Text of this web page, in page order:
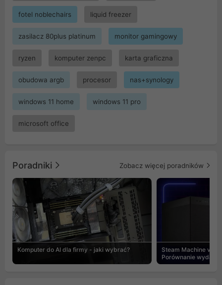
fotel noblechairs liquid freezer
zasilacz 80plus platinum monitor gamingowy
ryzen komputer zenpc karta graficzna
obudowa argb procesor nas+synology
windows 11 home windows 11 pro
microsoft office
Poradniki Zobacz więcej poradników
Komputer do AI dla firmy - jaki wybrać?
Steam Machine vs
Porównanie